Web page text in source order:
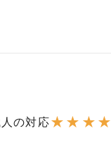
の対応★ ★ ★ ★